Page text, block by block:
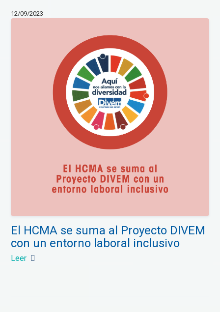
12/09/2023
El HCMA se suma al Proyecto DIVEM
con un entorno laboral inclusivo
Leer